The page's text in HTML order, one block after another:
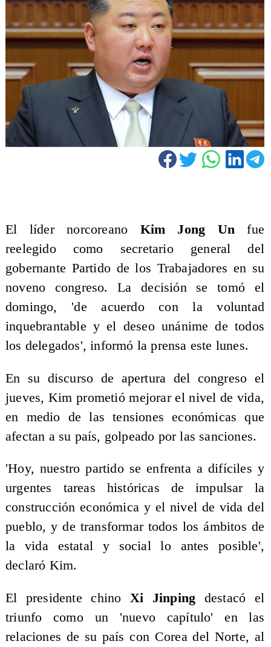
El líder norcoreano Kim Jong Un fue
reelegido como secretario general del
gobernante Partido de los Trabajadores en su
noveno congreso. La decisión se tomó el
domingo, 'de acuerdo con la voluntad
inquebrantable y el deseo unánime de todos
los delegados', informó la prensa este lunes.
En su discurso de apertura del congreso el
jueves, Kim prometió mejorar el nivel de vida,
en medio de las tensiones económicas que
afectan a su país, golpeado por las sanciones.
'Hoy, nuestro partido se enfrenta a difíciles y
urgentes tareas históricas de impulsar la
construcción económica y el nivel de vida del
pueblo, y de transformar todos los ámbitos de
la vida estatal y social lo antes posible',
declaró Kim.
El presidente chino Xi Jinping destacó el
triunfo como un 'nuevo capítulo' en las
relaciones de su país con Corea del Norte, al